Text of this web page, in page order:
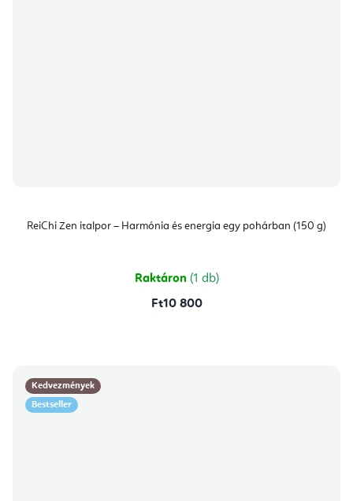
ReiChi Zen italpor – Harmónia és energia egy pohárban (150 g)
Raktáron (1 db)
Ft10 800
Kedvezmények
Bestseller